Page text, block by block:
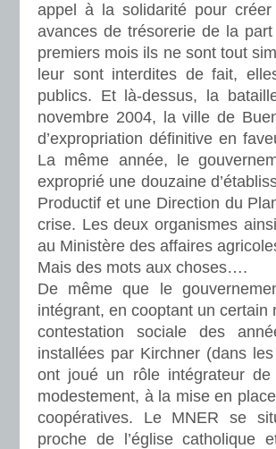
appel à la solidarité pour
avances de trésorerie de la
premiers mois ils ne sont tout
leur sont interdites de fait,
publics. Et là-dessus, la
novembre 2004, la ville de
d’expropriation définitive en
La même année, le
exproprié une douzaine
Productif et une Direction du
crise. Les deux organismes
au Ministère des affaires
Mais des mots aux choses….
De même que le
intégrant, en cooptant un
contestation sociale des
installées par Kirchner (dans
ont joué un rôle intégrateur
modestement, à la mise en
coopératives. Le MNER se
proche de l’église catholique